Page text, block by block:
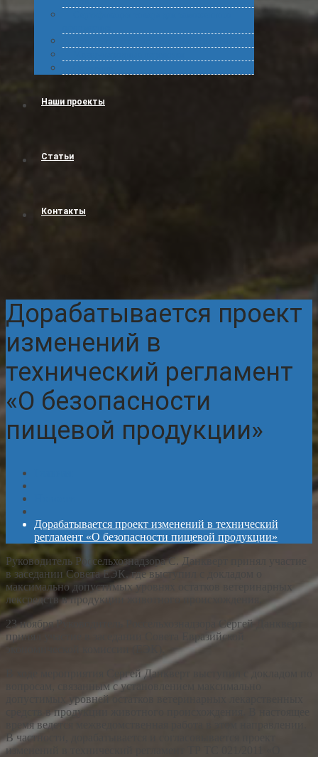
Наши проекты
Статьи
Контакты
Дорабатывается проект
изменений в
технический регламент
«О безопасности
пищевой продукции»
Дорабатывается проект изменений в технический
регламент «О безопасности пищевой продукции»
Руководитель Россельхознадзора С. Данкверт принял участие
в заседании Совета ЕЭК, где выступил с докладом о
максимально допустимых уровнях остатков ветеринарных
лексредств в продукции животного происхождения.
23 ноября Руководитель Россельхознадзора Сергей Данкверт
принял участие в заседании Совета Евразийской
В ходе мероприятия Сергей Данкверт выступил с докладом по
вопросам, связанным с установлением максимально
допустимых уровней остатков ветеринарных лекарственных
средств в продукции животного происхождения. В настоящее
время ведется межведомственная работа в этом направлении.
В частности, дорабатывается и согласовывается проект
изменений в технический регламент ТР ТС 021/2011 «О